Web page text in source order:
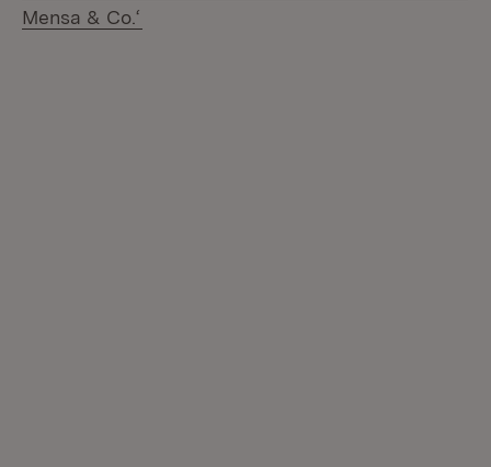
Mensa & Co.‘